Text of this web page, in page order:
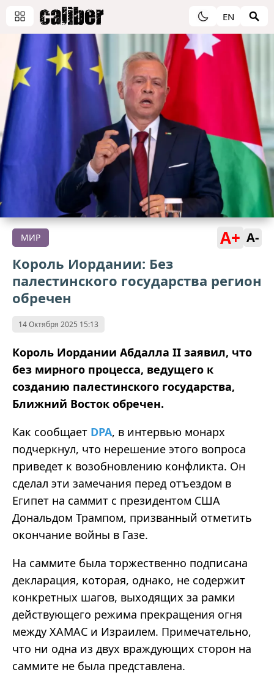
EN
МИР A+ A-
Король Иордании: Без
палестинского государства регион
обречен
14 Октября 2025 15:13
Король Иордании Абдалла II заявил, что
без мирного процесса, ведущего к
созданию палестинского государства,
Ближний Восток обречен.
Как сообщает DPA, в интервью монарх
подчеркнул, что нерешение этого вопроса
приведет к возобновлению конфликта. Он
сделал эти замечания перед отъездом в
Египет на саммит с президентом США
Дональдом Трампом, призванный отметить
окончание войны в Газе.
На саммите была торжественно подписана
декларация, которая, однако, не содержит
конкретных шагов, выходящих за рамки
действующего режима прекращения огня
между ХАМАС и Израилем. Примечательно,
что ни одна из двух враждующих сторон на
саммите не была представлена.